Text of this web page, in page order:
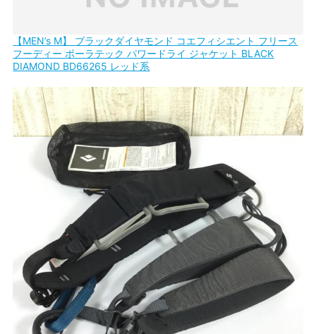
【MEN’s M】 ブラックダイヤモンド コエフィシエント フリース
フーディー ポーラテック パワードライ ジャケット BLACK
DIAMOND BD66265 レッド系